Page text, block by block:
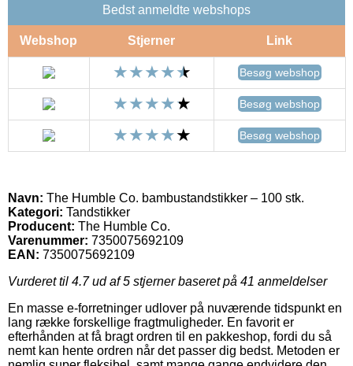
Bedst anmeldte webshops
Webshop Stjerner Link
Besøg webshop
Besøg webshop
Besøg webshop
Navn: The Humble Co. bambustandstikker – 100 stk.
Kategori: Tandstikker
Producent: The Humble Co.
Varenummer: 7350075692109
EAN: 7350075692109
Vurderet til 4.7ud af 5 stjerner baseret på 41 anmeldelser
En masse e-forretninger udlover på nuværende tidspunkt en
lang række forskellige fragtmuligheder. En favorit er
efterhånden at få bragt ordren til en pakkeshop, fordi du så
nemt kan hente ordren når det passer dig bedst. Metoden er